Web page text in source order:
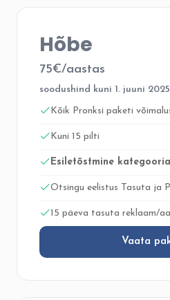
Hõbe
75€/aastas
soodushind kuni 1. juuni 2025
Kõik Pronksi paketi
Kuni 15 pilti
Esiletõstmine
Otsingu eelistus Tasuta ja
15 päeva tasuta reklaam/
Vaata